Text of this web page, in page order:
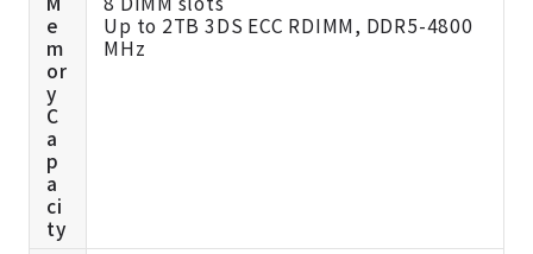
e
m
or
y
C
a
p
a
ci
ty
Up to 2TB 3DS ECC RDIMM, DDR5-4800
MHz